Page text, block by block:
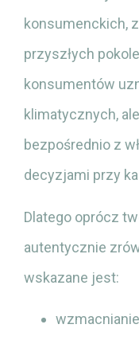
konsumenckich,
przyszłych
konsumentów
klimatycznych,
bezpośrednio z
decyzjami przy
Dlatego oprócz
autentycznie
wskazane jest: